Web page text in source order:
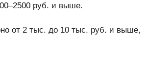
руб. и выше.
от 2 тыс. до 10 тыс. руб. и выше,